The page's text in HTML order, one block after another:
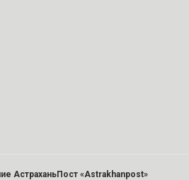
АстраханьПост «Astrakhanpost»